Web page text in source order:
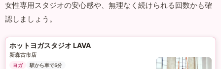
女性専用スタジオの安心感や、無理なく続けられる回数かも確
認しましょう。
ホットヨガスタジオ LAVA
新森古市店
ヨガ
駅から車で5分